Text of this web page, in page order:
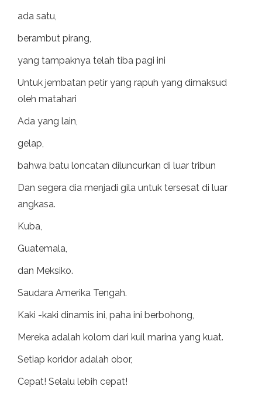
ada satu,
berambut pirang,
yang tampaknya telah tiba pagi ini
Untuk jembatan petir yang rapuh yang dimaksud
oleh matahari
Ada yang lain,
gelap,
bahwa batu loncatan diluncurkan di luar tribun
Dan segera dia menjadi gila untuk tersesat di luar
angkasa.
Kuba,
Guatemala,
dan Meksiko.
Saudara Amerika Tengah.
Kaki -kaki dinamis ini, paha ini berbohong,
Mereka adalah kolom dari kuil marina yang kuat.
Setiap koridor adalah obor,
Cepat! Selalu lebih cepat!